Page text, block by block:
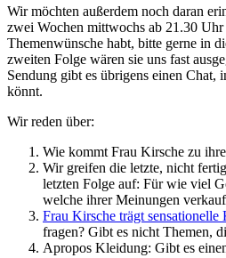
Wir möchten außerdem noch daran
zwei Wochen mittwochs ab 21.30
Themenwünsche habt, bitte gerne in
zweiten Folge wären sie uns fast
Sendung gibt es übrigens einen Chat,
könnt.
Wir reden über:
Wie kommt Frau Kirsche zu
Wir greifen die letzte, nicht
letzten Folge auf: Für wie viel
welche ihrer Meinungen
Frau Kirsche trägt sensationelle
fragen? Gibt es nicht Themen,
Apropos Kleidung: Gibt es